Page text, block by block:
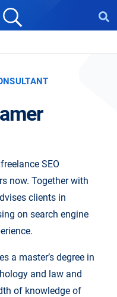
SEO
now. Together with
clients in
on search engine
a master’s degree in
and law and
of knowledge of